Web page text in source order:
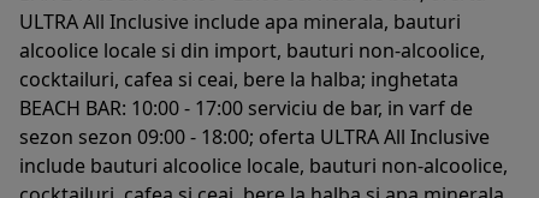
ULTRA All Inclusive include apa minerala, bauturi
alcoolice locale si din import, bauturi non-alcoolice,
cocktailuri, cafea si ceai, bere la halba; inghetata
BEACH BAR: 10:00 - 17:00 serviciu de bar, in varf de
sezon sezon 09:00 - 18:00; oferta ULTRA All Inclusive
include bauturi alcoolice locale, bauturi non-alcoolice,